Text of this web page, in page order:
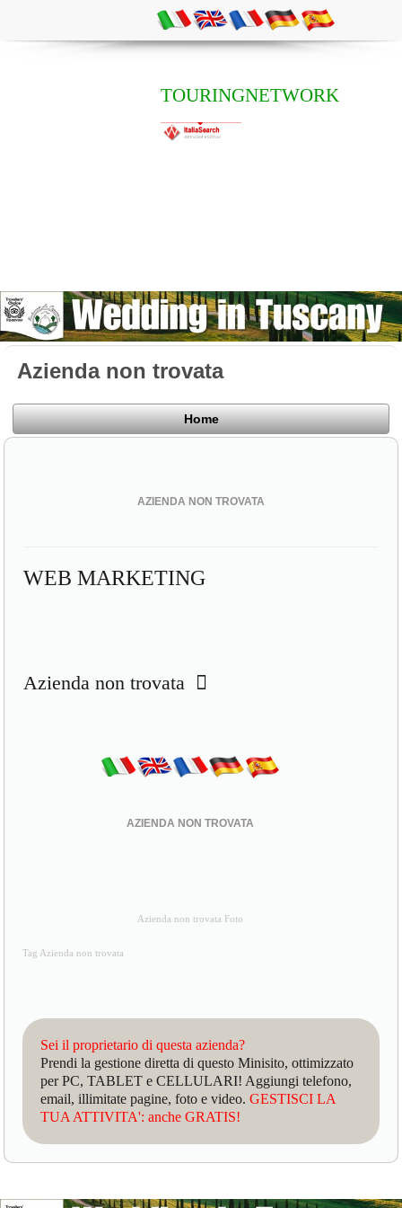
TOURINGNETWORK
Azienda non trovata
Home
AZIENDA NON TROVATA
WEB MARKETING
Azienda non trovata
AZIENDA NON TROVATA
Azienda non trovata Foto
Tag Azienda non trovata
Sei il proprietario di questa azienda?
Prendi la gestione diretta di questo Minisito, ottimizzato
per PC, TABLET e CELLULARI! Aggiungi telefono,
email, illimitate pagine, foto e video.GESTISCI LA
TUA ATTIVITA': anche GRATIS!